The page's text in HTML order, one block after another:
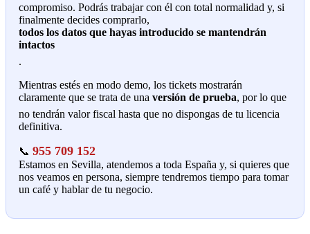
compromiso. Podrás trabajar con él con total normalidad y, si
finalmente decides comprarlo,
todos los datos que hayas introducido se mantendrán
intactos
.
Mientras estés en modo demo, los tickets mostrarán
claramente que se trata de una versión de prueba, por lo que
no tendrán valor fiscal hasta que no dispongas de tu licencia
definitiva.
📞 955 709 152
Estamos en Sevilla, atendemos a toda España y, si quieres que
nos veamos en persona, siempre tendremos tiempo para tomar
un café y hablar de tu negocio.